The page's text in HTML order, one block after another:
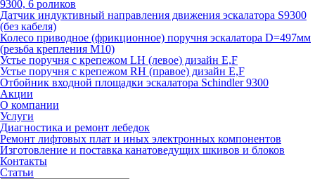
9300, 6 роликов
Датчик индуктивный направления движения эскалатора S9300
(без кабеля)
Колесо приводное (фрикционное) поручня эскалатора D=497мм
(резьба крепления M10)
Устье поручня с крепежом LH (левое) дизайн E,F
Устье поручня с крепежом RH (правое) дизайн E,F
Отбойник входной площадки эскалатора Schindler 9300
Акции
О компании
Услуги
Диагностика и ремонт лебедок
Ремонт лифтовых плат и иных электронных компонентов
Изготовление и поставка канатоведущих шкивов и блоков
Контакты
Статьи